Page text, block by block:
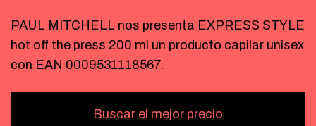
PAUL MITCHELL nos presenta EXPRESS STYLE
hot off the press 200 ml un producto capilar unisex
con EAN 0009531118567.
Buscar el mejor precio